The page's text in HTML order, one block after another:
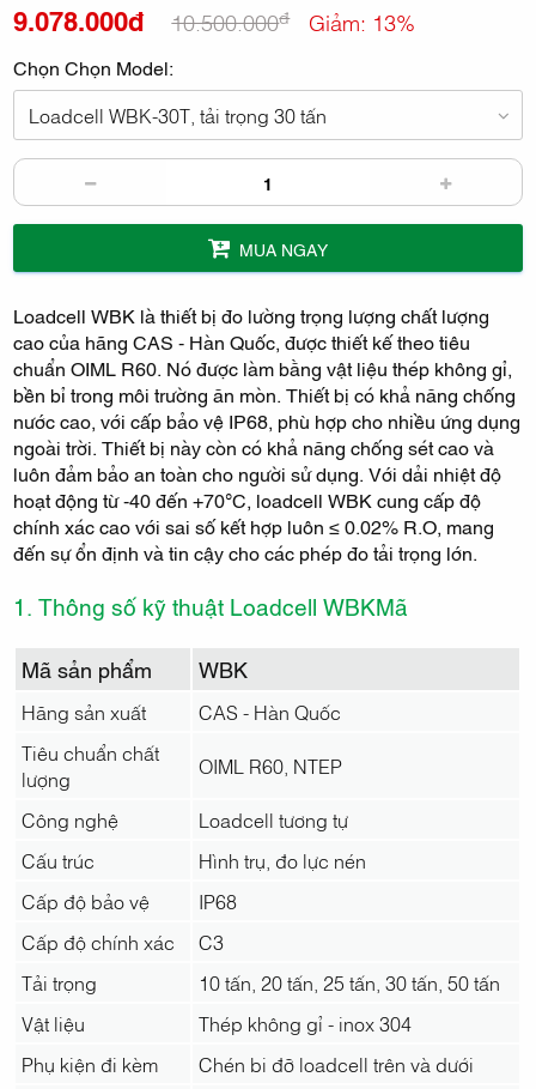
9.078.000đ 10.500.000đ Giảm: 13%
Chọn Chọn Model:
Loadcell WBK-30T, tải trọng 30 tấn
MUA NGAY
Loadcell WBK là thiết bị đo lường trọng lượng chất lượng
cao của hãng CAS - Hàn Quốc, được thiết kế theo tiêu
chuẩn OIML R60. Nó được làm bằng vật liệu thép không gỉ,
bền bỉ trong môi trường ăn mòn. Thiết bị có khả năng chống
nước cao, với cấp bảo vệ IP68, phù hợp cho nhiều ứng dụng
ngoài trời. Thiết bị này còn có khả năng chống sét cao và
luôn đảm bảo an toàn cho người sử dụng. Với dải nhiệt độ
hoạt động từ -40 đến +70°C, loadcell WBK cung cấp độ
chính xác cao với sai số kết hợp luôn ≤ 0.02% R.O, mang
đến sự ổn định và tin cậy cho các phép đo tải trọng lớn.
1. Thông số kỹ thuật Loadcell WBKMã
Mã sản phẩm WBK
Hãng sản xuất
CAS - Hàn Quốc
Tiêu chuẩn chất
lượng
OIML R60, NTEP
Công nghệ
Loadcell tương tự
Cấu trúc
Hình trụ, đo lực nén
Cấp độ bảo vệ
IP68
Cấp độ chính xác
C3
Tải trọng
10 tấn, 20 tấn, 25 tấn, 30 tấn, 50 tấn
Vật liệu
Thép không gỉ - inox 304
Phụ kiện đi kèm
Chén bi đỡ loadcell trên và dưới